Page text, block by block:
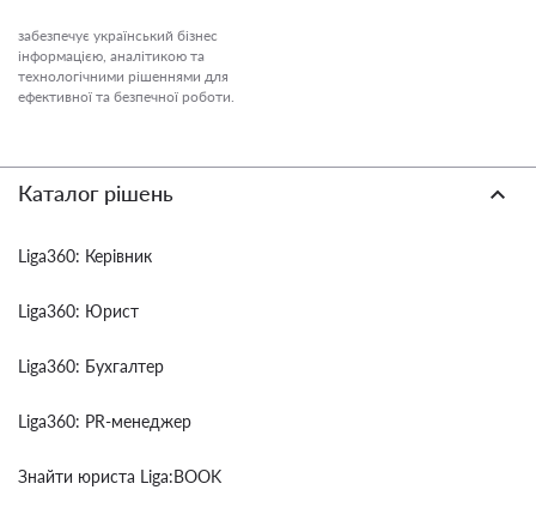
забезпечує український бізнес
інформацією, аналітикою та
технологічними рішеннями для
ефективної та безпечної роботи.
Каталог рішень
Liga360: Керівник
Liga360: Юрист
Liga360: Бухгалтер
Liga360: PR-менеджер
Знайти юриста Liga:BOOK